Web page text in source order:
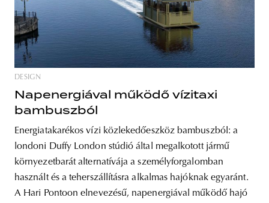
DESIGN
Napenergiával működő vízitaxi
bambuszból
Energiatakarékos vízi közlekedőeszköz bambuszból: a
londoni Duffy London stúdió által megalkotott jármű
környezetbarát alternatívája a személyforgalomban
használt és a teherszállításra alkalmas hajóknak egyaránt.
A Hari Pontoon elnevezésű, napenergiával működő hajó